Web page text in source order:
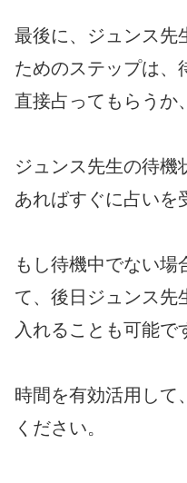
最後に、ジュンス先
ためのステップは、
直接占ってもらうか
ジュンス先生の待機
あればすぐに占いを
もし待機中でない場
て、後日ジュンス先
入れることも可能で
時間を有効活用して
ください。